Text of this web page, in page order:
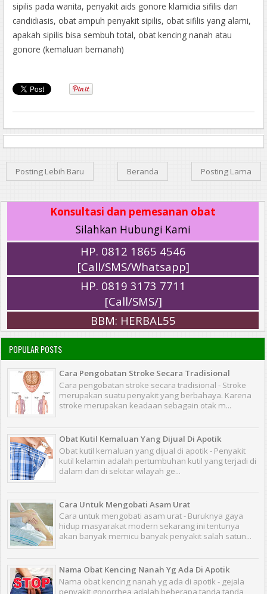
sipilis pada wanita, penyakit aids gonore klamidia sifilis dan
candidiasis, obat ampuh penyakit sipilis, obat sifilis yang alami,
apakah sipilis bisa sembuh total, obat kencing nanah atau
gonore (kemaluan bernanah)
Posting Lebih Baru Posting Lama
Beranda
Konsultasi dan pemesanan obat
Silahkan Hubungi Kami
HP. 0812 1865 4546
[Call/SMS/Whatsapp]
HP. 0819 3173 7711
[Call/SMS/]
BBM: HERBAL55
POPULAR POSTS
Cara Pengobatan Stroke Secara Tradisional
Cara pengobatan stroke secara tradisional - Stroke
merupakan suatu penyakit yang berbahaya. Karena
stroke merupakan keadaan sebagain otak m...
Obat Kutil Kemaluan Yang Dijual Di Apotik
Obat kutil kemaluan yang dijual di apotik - Penyakit
kutil kelamin adalah pertumbuhan kutil yang terjadi di
dalam dan di sekitar wilayah ge...
Cara Untuk Mengobati Asam Urat
Cara untuk mengobati asam urat - Buruknya gaya
hidup masyarakat modern sekarang ini tentunya
akan banyak memicu banyak penyakit salah satun...
Nama Obat Kencing Nanah Yg Ada Di Apotik
Nama obat kencing nanah yg ada di apotik - gejala
penyakit gonorrhea adalah beberapa tanda tanda